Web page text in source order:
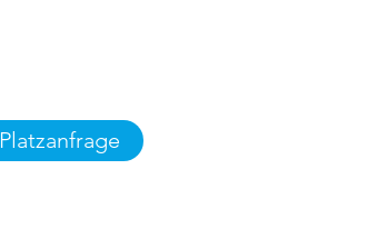
Platzanfrage